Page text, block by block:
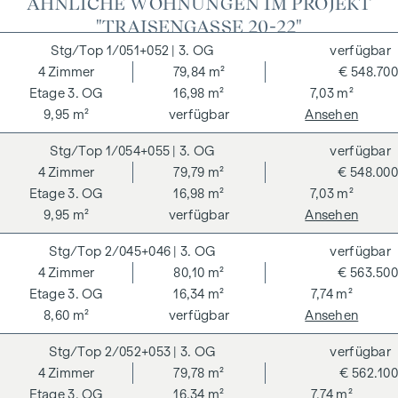
"TRAISENGASSE 20-22"
1/051+052 | 3. OG
3. OG
4Zimmer
79,84 m²
16,98 m²
7,03 m²
9,95 m²
€ 548.700
verfügbar
verfügbar
Ansehen
1/054+055 | 3. OG
3. OG
4Zimmer
79,79 m²
16,98 m²
7,03 m²
9,95 m²
€ 548.000
verfügbar
verfügbar
Ansehen
2/045+046 | 3. OG
3. OG
4Zimmer
80,10 m²
16,34 m²
7,74 m²
8,60 m²
€ 563.500
verfügbar
verfügbar
Ansehen
2/052+053 | 3. OG
3. OG
4Zimmer
79,78 m²
16,34 m²
7,74 m²
€ 562.100
verfügbar